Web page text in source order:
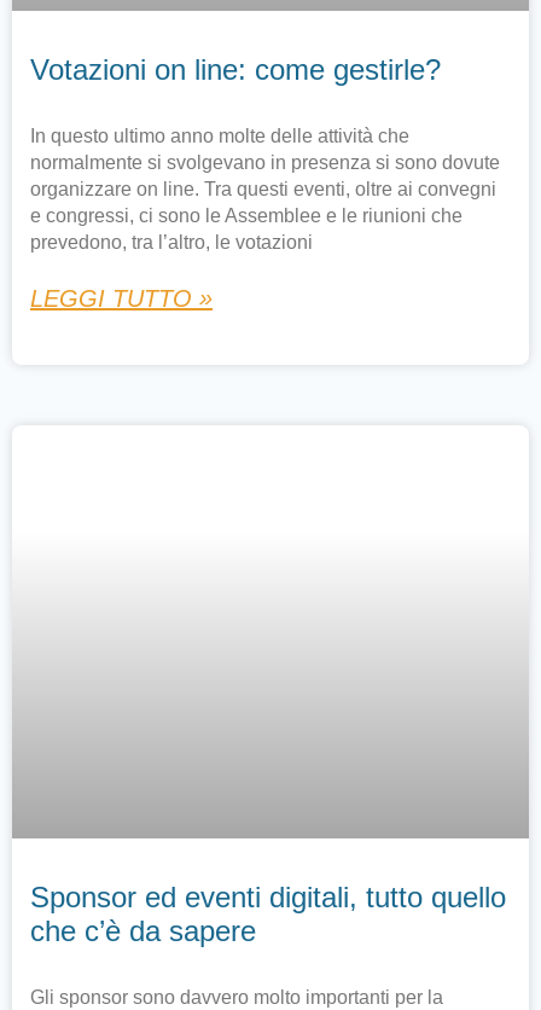
Votazioni on line: come gestirle?
In questo ultimo anno molte delle attività che
normalmente si svolgevano in presenza si sono dovute
organizzare on line. Tra questi eventi, oltre ai convegni
e congressi, ci sono le Assemblee e le riunioni che
prevedono, tra l’altro, le votazioni
LEGGI TUTTO »
Sponsor ed eventi digitali, tutto quello
che c’è da sapere
Gli sponsor sono davvero molto importanti per la